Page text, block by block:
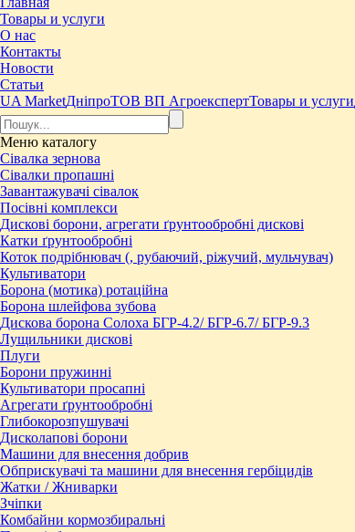
Товары и услуги
О нас
Контакты
Новости
Статьи
UA MarketДніпроТОВ ВП АгроекспертТовары и услуги
Меню каталогу
Сівалка зернова
Сівалки пропашні
Завантажувачі сівалок
Посівні комплекси
Дискові борони, агрегати ґрунтообробні дискові
Катки ґрунтообробні
Коток подрібнювач (, рубаючий, ріжучий, мульчувач)
Культиватори
Борона (мотика) ротаційна
Борона шлейфова зубова
Дискова борона Солоха БГР-4.2/ БГР-6.7/ БГР-9.3
Лущильники дискові
Плуги
Борони пружинні
Культиватори просапні
Агрегати ґрунтообробні
Глибокорозпушувачі
Дисколапові борони
Машини для внесення добрив
Обприскувачі та машини для внесення гербіцидів
Жатки / Жниварки
Зчіпки
Комбайни кормозбиральні